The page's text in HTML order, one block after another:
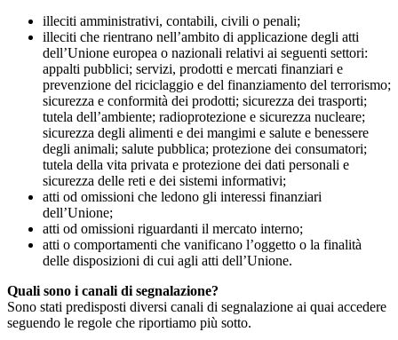
illeciti amministrativi, contabili, civili o penali;
illeciti che rientrano nell’ambito di applicazione degli atti
dell’Unione europea o nazionali relativi ai seguenti settori:
appalti pubblici; servizi, prodotti e mercati finanziari e
prevenzione del riciclaggio e del finanziamento del terrorismo;
sicurezza e conformità dei prodotti; sicurezza dei trasporti;
tutela dell’ambiente; radioprotezione e sicurezza nucleare;
sicurezza degli alimenti e dei mangimi e salute e benessere
degli animali; salute pubblica; protezione dei consumatori;
tutela della vita privata e protezione dei dati personali e
sicurezza delle reti e dei sistemi informativi;
atti od omissioni che ledono gli interessi finanziari
dell’Unione;
atti od omissioni riguardanti il mercato interno;
atti o comportamenti che vanificano l’oggetto o la finalità
delle disposizioni di cui agli atti dell’Unione.
Quali sono i canali di segnalazione?
Sono stati predisposti diversi canali di segnalazione ai quai accedere
seguendo le regole che riportiamo più sotto.